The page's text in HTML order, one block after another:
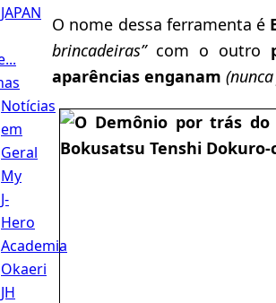
JAPAN
Notícias
em
Geral
My
J-
Hero
Academia
Okaeri
JH
O nome dessa ferramenta é
brincadeiras”com o outro
aparências enganam